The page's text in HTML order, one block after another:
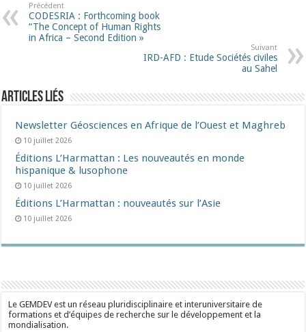
Précédent
CODESRIA : Forthcoming book
“The Concept of Human Rights
in Africa – Second Edition »
Suivant
IRD-AFD : Etude Sociétés civiles
au Sahel
Articles liés
Newsletter Géosciences en Afrique de l’Ouest et Maghreb
10 juillet 2026
Éditions L’Harmattan : Les nouveautés en monde
hispanique & lusophone
10 juillet 2026
Éditions L’Harmattan : nouveautés sur l’Asie
10 juillet 2026
Le GEMDEV est un réseau pluridisciplinaire et interuniversitaire de
formations et d’équipes de recherche sur le développement et la
mondialisation.